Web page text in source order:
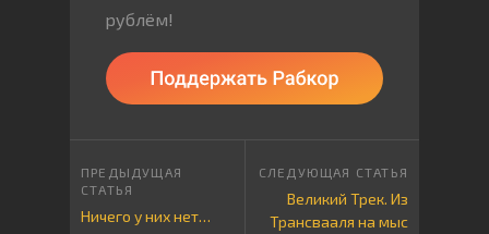
рублём!
Ничего у них нет…
Великий Трек. Из
Трансвааля на мыс